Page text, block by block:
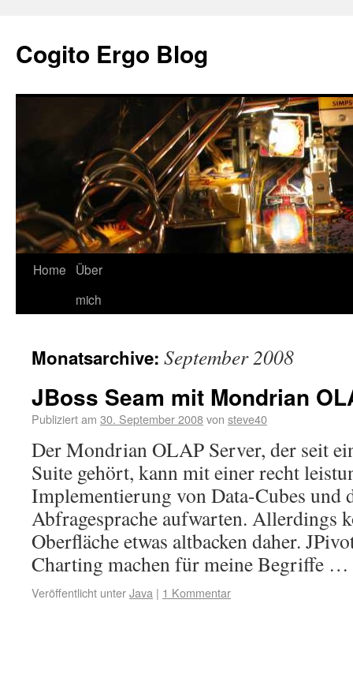
Cogito Ergo Blog
Home
Über
mich
Monatsarchive: September 2008
JBoss Seam mit Mondrian
Publiziert am 30. September 2008von steve40
Der Mondrian OLAP Server, der seit
Suite gehört, kann mit einer recht
Implementierung von Data-Cubes und
Abfragesprache aufwarten. Allerdings
Oberfläche etwas altbacken daher.
Charting machen für meine Begriffe …
Veröffentlicht unterJava | 1 Kommentar